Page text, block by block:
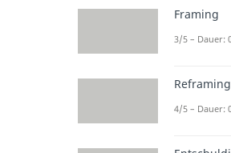
Framing
3/5 – Dauer:
Reframing
4/5 – Dauer: